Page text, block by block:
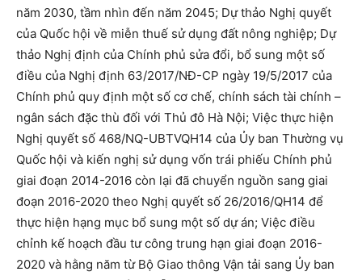
năm 2030, tầm nhìn đến năm 2045; Dự thảo Nghị quyết
của Quốc hội về miễn thuế sử dụng đất nông nghiệp; Dự
thảo Nghị định của Chính phủ sửa đổi, bổ sung một số
điều của Nghị định 63/2017/NĐ-CP ngày 19/5/2017 của
Chính phủ quy định một số cơ chế, chính sách tài chính –
ngân sách đặc thù đối với Thủ đô Hà Nội; Việc thực hiện
Nghị quyết số 468/NQ-UBTVQH14 của Ủy ban Thường vụ
Quốc hội và kiến nghị sử dụng vốn trái phiếu Chính phủ
giai đoạn 2014-2016 còn lại đã chuyển nguồn sang giai
đoạn 2016-2020 theo Nghị quyết số 26/2016/QH14 để
thực hiện hạng mục bổ sung một số dự án; Việc điều
chỉnh kế hoạch đầu tư công trung hạn giai đoạn 2016-
2020 và hằng năm từ Bộ Giao thông Vận tải sang Ủy ban